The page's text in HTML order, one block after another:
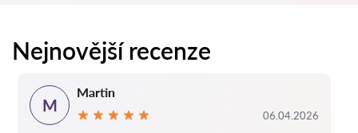
Nejnovější recenze
M
Martin
06.04.2026